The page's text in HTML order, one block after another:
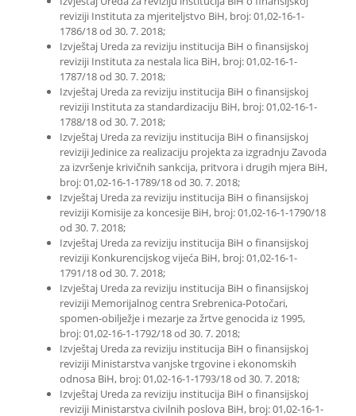
reviziji Instituta za mjeriteljstvo BiH, broj: 01,02-16-1-
1786/18 od 30. 7. 2018;
Izvještaj Ureda za reviziju institucija BiH o finansijskoj
reviziji Instituta za nestala lica BiH, broj: 01,02-16-1-
1787/18 od 30. 7. 2018;
Izvještaj Ureda za reviziju institucija BiH o finansijskoj
reviziji Instituta za standardizaciju BiH, broj: 01,02-16-1-
1788/18 od 30. 7. 2018;
Izvještaj Ureda za reviziju institucija BiH o finansijskoj
reviziji Jedinice za realizaciju projekta za izgradnju Zavoda
za izvršenje krivičnih sankcija, pritvora i drugih mjera BiH,
broj: 01,02-16-1-1789/18 od 30. 7. 2018;
Izvještaj Ureda za reviziju institucija BiH o finansijskoj
reviziji Komisije za koncesije BiH, broj: 01,02-16-1-1790/18
od 30. 7. 2018;
Izvještaj Ureda za reviziju institucija BiH o finansijskoj
reviziji Konkurencijskog vijeća BiH, broj: 01,02-16-1-
1791/18 od 30. 7. 2018;
Izvještaj Ureda za reviziju institucija BiH o finansijskoj
reviziji Memorijalnog centra Srebrenica-Potočari,
spomen-obilježje i mezarje za žrtve genocida iz 1995,
broj: 01,02-16-1-1792/18 od 30. 7. 2018;
Izvještaj Ureda za reviziju institucija BiH o finansijskoj
reviziji Ministarstva vanjske trgovine i ekonomskih
odnosa BiH, broj: 01,02-16-1-1793/18 od 30. 7. 2018;
Izvještaj Ureda za reviziju institucija BiH o finansijskoj
reviziji Ministarstva civilnih poslova BiH, broj: 01,02-16-1-